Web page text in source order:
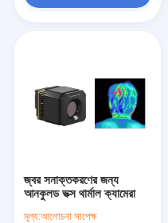
জ্বর সনাক্তকরণের জন্য
আনকুলড ভক্স থার্মাল ক্যামেরা
মূল্য:আলোচনা সাপেক্ষ